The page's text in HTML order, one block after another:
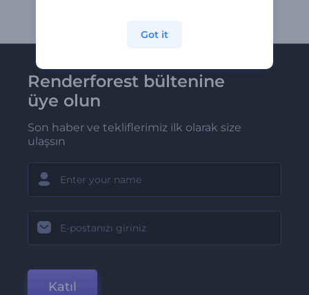
Renderforest bültenine
üye olun
Son haber ve tekliflerimiz ilk olarak size
ulaşsın
Katıl
Got it